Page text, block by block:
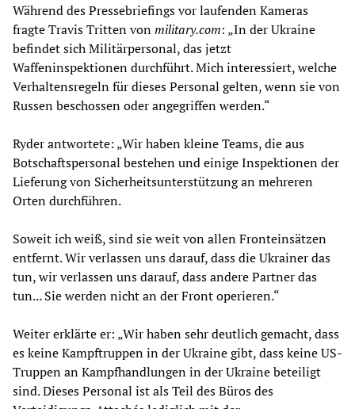
Während des Pressebriefings vor laufenden Kameras
fragte Travis Tritten vonmilitary.com: „In der Ukraine
befindet sich Militärpersonal, das jetzt
Waffeninspektionen durchführt. Mich interessiert, welche
Verhaltensregeln für dieses Personal gelten, wenn sie von
Russen beschossen oder angegriffen werden.“
Ryder antwortete: „Wir haben kleine Teams, die aus
Botschaftspersonal bestehen und einige Inspektionen der
Lieferung von Sicherheitsunterstützung an mehreren
Orten durchführen.
Soweit ich weiß, sind sie weit von allen Fronteinsätzen
entfernt. Wir verlassen uns darauf, dass die Ukrainer das
tun, wir verlassen uns darauf, dass andere Partner das
tun... Sie werden nicht an der Front operieren.“
Weiter erklärte er: „Wir haben sehr deutlich gemacht, dass
es keine Kampftruppen in der Ukraine gibt, dass keine US-
Truppen an Kampfhandlungen in der Ukraine beteiligt
sind. Dieses Personal ist als Teil des Büros des